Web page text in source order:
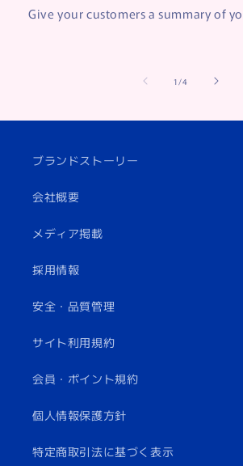
Give your customers a summary of
1 /of
4
ブランドストーリー
会社概要
メディア掲載
採用情報
安全・品質管理
サイト利用規約
会員・ポイント規約
個人情報保護方針
特定商取引法に基づく表示